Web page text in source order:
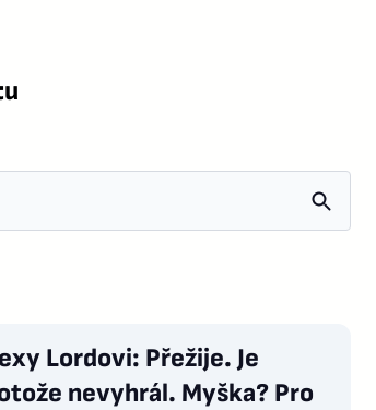
Lordovi: Přežije. Je
nevyhrál. Myška? Pro